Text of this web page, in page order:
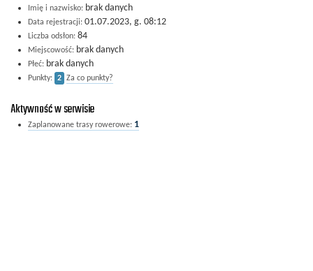
Imię i nazwisko: brak danych
Data rejestracji: 01.07.2023, g. 08:12
Liczba odsłon: 84
Miejscowość: brak danych
Płeć: brak danych
Punkty: 2 Za co punkty?
Aktywność w serwisie
Zaplanowane trasy rowerowe: 1